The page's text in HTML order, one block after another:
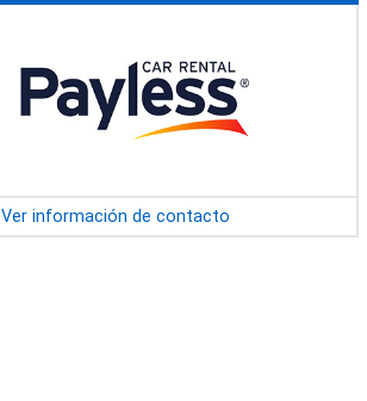
Ver información de contacto